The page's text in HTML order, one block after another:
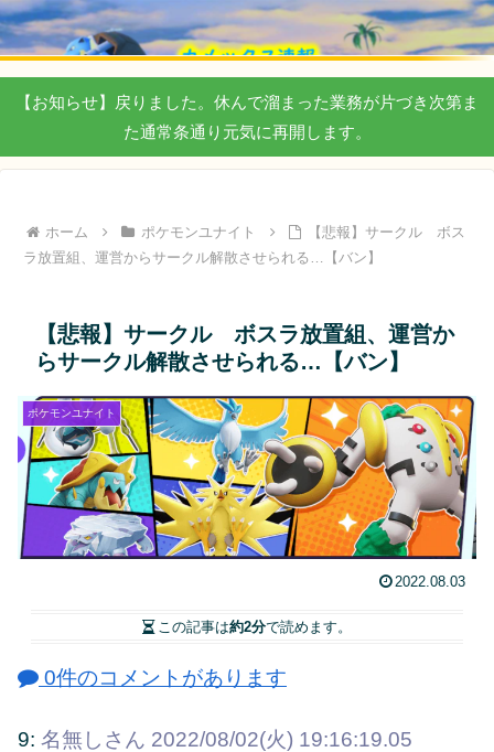
【お知らせ】戻りました。休んで溜まった業務が片づき次第ま
た通常条通り元気に再開します。
ホーム ポケモンユナイト
【悲報】サークル ボス
ラ放置組、運営からサークル解散させられる…【バン】
【悲報】サークル ボスラ放置組、運営か
らサークル解散させられる…【バン】
ポケモンユナイト
2022.08.03
この記事は約2分で読めます。
0件のコメントがあります
9: 名無しさん 2022/08/02(火) 19:16:19.05